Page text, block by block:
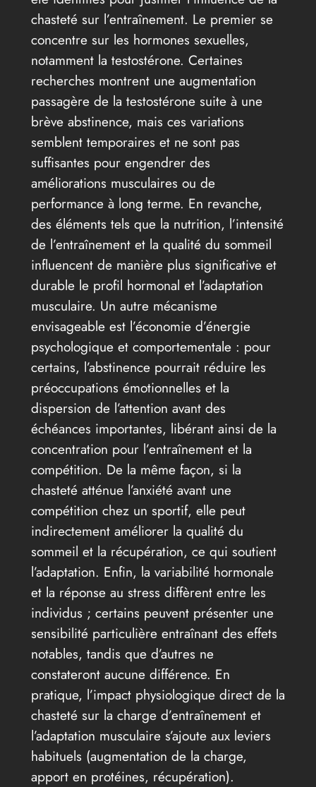
chasteté sur l’entraînement. Le premier se
concentre sur les hormones sexuelles,
notamment la testostérone. Certaines
recherches montrent une augmentation
passagère de la testostérone suite à une
brève abstinence, mais ces variations
semblent temporaires et ne sont pas
suffisantes pour engendrer des
améliorations musculaires ou de
performance à long terme. En revanche,
des éléments tels que la nutrition, l’intensité
de l’entraînement et la qualité du sommeil
influencent de manière plus significative et
durable le profil hormonal et l’adaptation
musculaire. Un autre mécanisme
envisageable est l’économie d’énergie
psychologique et comportementale : pour
certains, l’abstinence pourrait réduire les
préoccupations émotionnelles et la
dispersion de l’attention avant des
échéances importantes, libérant ainsi de la
concentration pour l’entraînement et la
compétition. De la même façon, si la
chasteté atténue l’anxiété avant une
compétition chez un sportif, elle peut
indirectement améliorer la qualité du
sommeil et la récupération, ce qui soutient
l’adaptation. Enfin, la variabilité hormonale
et la réponse au stress diffèrent entre les
individus ; certains peuvent présenter une
sensibilité particulière entraînant des effets
notables, tandis que d’autres ne
constateront aucune différence. En
pratique, l’impact physiologique direct de la
chasteté sur la charge d’entraînement et
l’adaptation musculaire s’ajoute aux leviers
habituels (augmentation de la charge,
apport en protéines, récupération).